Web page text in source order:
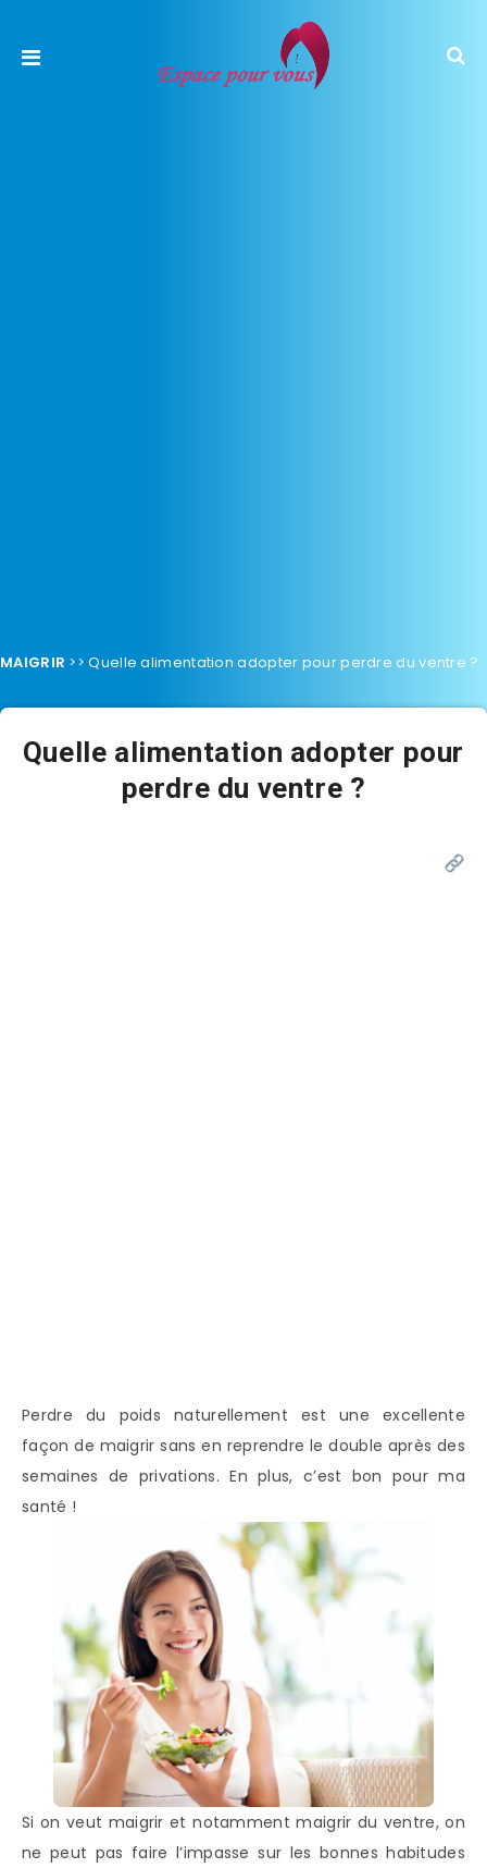
MAIGRIR >>Quelle alimentation adopter pour perdre du ventre ?
Quelle alimentation adopter pour
perdre du ventre ?
Perdre du poids naturellement est une excellente
façon de maigrir sans en reprendre le double après des
semaines de privations. En plus, c’est bon pour ma
santé !
Si on veut maigrir et notamment maigrir du ventre, on
ne peut pas faire l’impasse sur les bonnes habitudes